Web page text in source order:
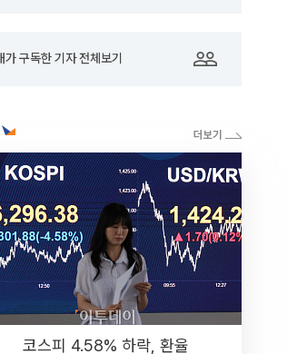
가 구독한 기자 전체보기
코스피 4.58% 하락, 환율